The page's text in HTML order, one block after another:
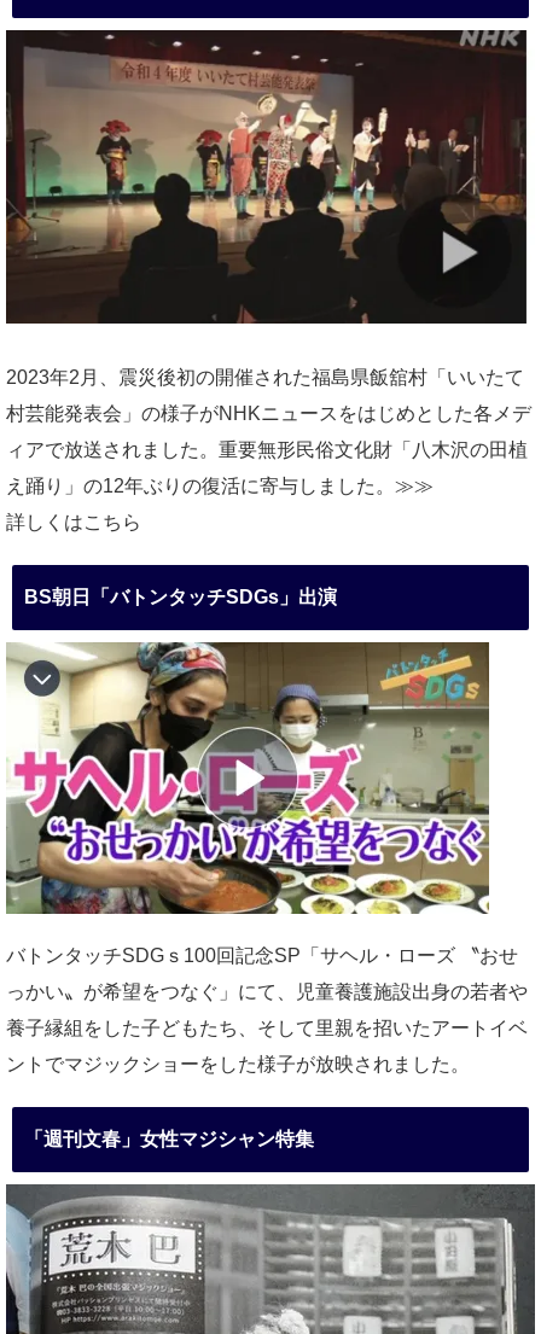
2023年2月、震災後初の開催された福島県飯舘村「いいたて
村芸能発表会」の様子がNHKニュースをはじめとした各メデ
ィアで放送されました。重要無形民俗文化財「八木沢の田植
え踊り」の12年ぶりの復活に寄与しました。≫≫
詳しくはこちら
BS朝日「バトンタッチSDGs」出演
バトンタッチSDGｓ100回記念SP「サヘル・ローズ 〝おせ
っかい〟が希望をつなぐ」にて、児童養護施設出身の若者や
養子縁組をした子どもたち、そして里親を招いたアートイベ
ントでマジックショーをした様子が放映されました。
「週刊文春」女性マジシャン特集